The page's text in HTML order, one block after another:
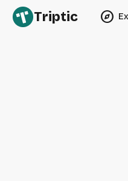
Triptic explore